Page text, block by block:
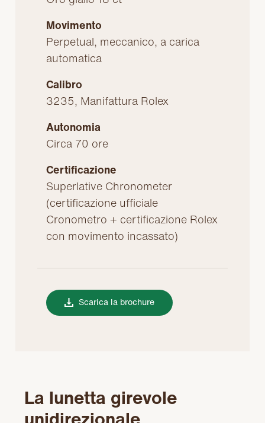
Movimento
Perpetual, meccanico, a carica
automatica
Calibro
3235, Manifattura Rolex
Autonomia
Circa 70 ore
Certificazione
Superlative Chronometer
(certificazione ufficiale
Cronometro + certificazione Rolex
con movimento incassato)
Scarica la brochure
La lunetta girevole